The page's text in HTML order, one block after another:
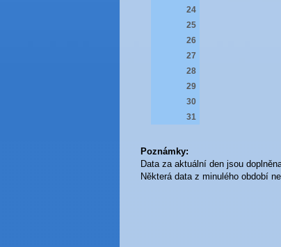
24
25
26
27
28
29
30
31
Poznámky:
Data za aktuální den jsou
Některá data z minulého období